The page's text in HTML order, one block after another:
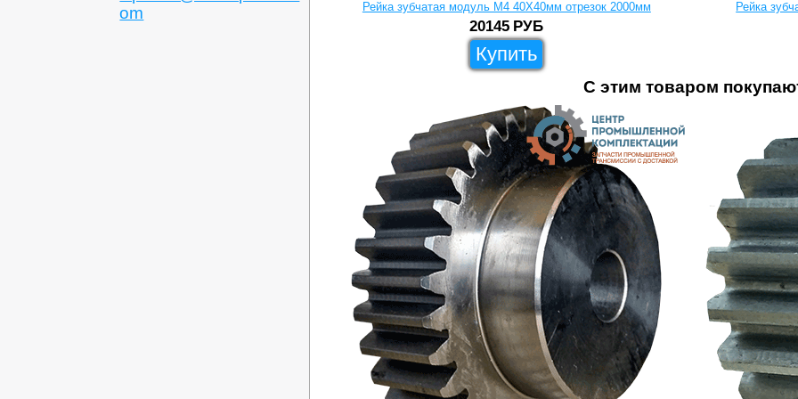
om
Рейка зубчатая модуль M4 40X40мм отрезок 2000мм
20145 РУБ
Купить
Рейка
С этим товаром